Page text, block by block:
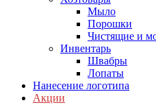
Мыло
Порошки
Чистящие и
Инвентарь
Швабры
Лопаты
Нанесение логотипа
Акции